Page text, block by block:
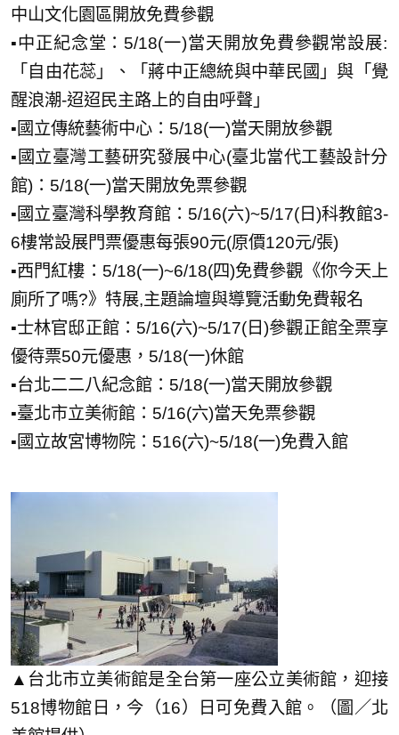
中山文化園區開放免費參觀
▪️中正紀念堂：5/18(一)當天開放免費參觀常設展:
「自由花蕊」、「蔣中正總統與中華民國」與「覺
醒浪潮-迢迢民主路上的自由呼聲」
▪️國立傳統藝術中心：5/18(一)當天開放參觀
▪️國立臺灣工藝研究發展中心(臺北當代工藝設計分
館)：5/18(一)當天開放免票參觀
▪️國立臺灣科學教育館：5/16(六)~5/17(日)科教館3-
6樓常設展門票優惠每張90元(原價120元/張)
▪️西門紅樓：5/18(一)~6/18(四)免費參觀《你今天上
廁所了嗎?》特展,主題論壇與導覽活動免費報名
▪️士林官邸正館：5/16(六)~5/17(日)參觀正館全票享
優待票50元優惠，5/18(一)休館
▪️台北二二八紀念館：5/18(一)當天開放參觀
▪️臺北市立美術館：5/16(六)當天免票參觀
▪️國立故宮博物院：516(六)~5/18(一)免費入館
▲台北市立美術館是全台第一座公立美術館，迎接
518博物館日，今（16）日可免費入館。（圖／北